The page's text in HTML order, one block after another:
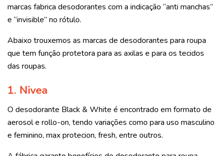
marcas fabrica desodorantes com a indicação “anti manchas”
e “invisible” no rótulo.
Abaixo trouxemos as marcas de desodorantes para roupa
que tem função protetora para as axilas e para os tecidos
das roupas.
1. Nivea
O desodorante Black & White é encontrado em formato de
aerosol e rollo-on, tendo variações como para uso masculino
e feminino, max protecion, fresh, entre outros.